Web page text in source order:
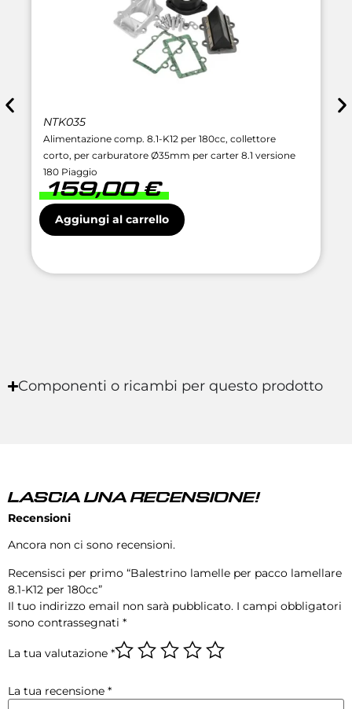
NTK035
Alimentazione comp. 8.1-K12 per 180cc, collettore
corto, per carburatore Ø35mm per carter 8.1 versione
180 Piaggio
159,00€
Aggiungi al carrello
Componenti o ricambi per questo prodotto
LASCIA UNA RECENSIONE!
Recensioni
Ancora non ci sono recensioni.
Recensisci per primo “Balestrino lamelle per pacco lamellare
8.1-K12 per 180cc”
Il tuo indirizzo email non sarà pubblicato. I campi obbligatori
sono contrassegnati *
La tua valutazione *
La tua recensione *